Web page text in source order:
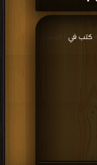
كتب في
| التحميل :